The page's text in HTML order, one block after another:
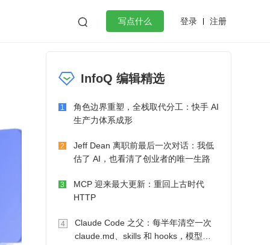
 写点什么 登录 注册
微服务架构 flutter
InfoQ 编辑精选
1
角色边界重塑，全栈取代分工：快手 AI
生产力体系成形
2
Jeff Dean 离职前最后一次对话：我低
估了 AI，也看清了创业者的唯一生路
3
MCP 迎来最大更新：重回上古时代
HTTP
4
Claude Code 之父：每半年清空一次
claude.md、skills 和 hooks，模型自